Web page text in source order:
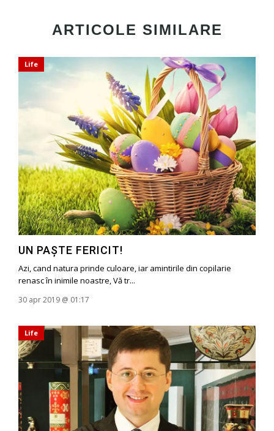
ARTICOLE SIMILARE
Life
UN PAŞTE FERICIT!
Azi, cand natura prinde culoare, iar amintirile din copilarie
renasc în inimile noastre, Vă tr...
30 apr 2019 @ 01:17
Life